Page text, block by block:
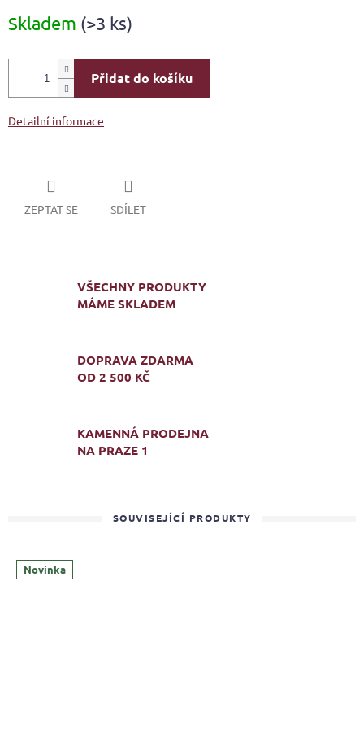
cena:
Skladem (>3 ks)
Přidat do košíku
Detailní informace
ZEPTAT SE SDÍLET
VŠECHNY PRODUKTY
MÁME SKLADEM
DOPRAVA ZDARMA
OD 2 500 KČ
KAMENNÁ PRODEJNA
NA PRAZE 1
SOUVISEJÍCÍ PRODUKTY
Novinka